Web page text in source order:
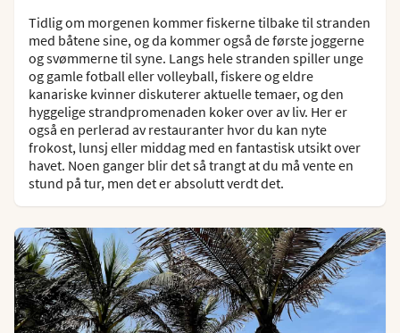
Tidlig om morgenen kommer fiskerne tilbake til stranden
med båtene sine, og da kommer også de første joggerne
og svømmerne til syne. Langs hele stranden spiller unge
og gamle fotball eller volleyball, fiskere og eldre
kanariske kvinner diskuterer aktuelle temaer, og den
hyggelige strandpromenaden koker over av liv. Her er
også en perlerad av restauranter hvor du kan nyte
frokost, lunsj eller middag med en fantastisk utsikt over
havet. Noen ganger blir det så trangt at du må vente en
stund på tur, men det er absolutt verdt det.